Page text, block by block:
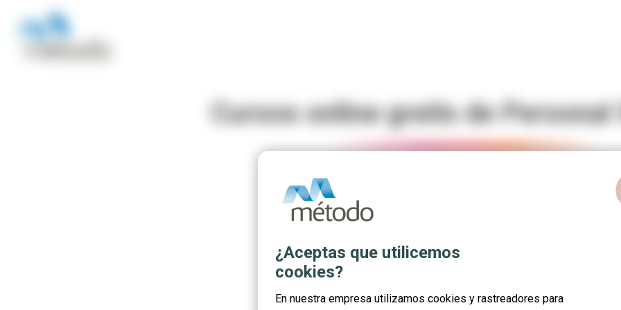
Cursos online gratis de Personal
¿Aceptas que utilicemos
cookies?
En nuestra empresa utilizamos cookies y rastreadores para